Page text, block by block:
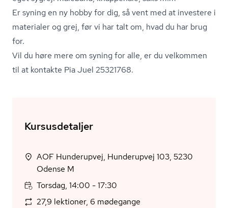
Er syning en ny hobby for dig, så vent med at investere i
materialer og grej, før vi har talt om, hvad du har brug
for.
Vil du høre mere om syning for alle, er du velkommen
til at kontakte Pia Juel 25321768.
Kursusdetaljer
AOF Hunderupvej, Hunderupvej 103, 5230
Odense M
Torsdag, 14:00 - 17:30
27,9 lektioner, 6 mødegange